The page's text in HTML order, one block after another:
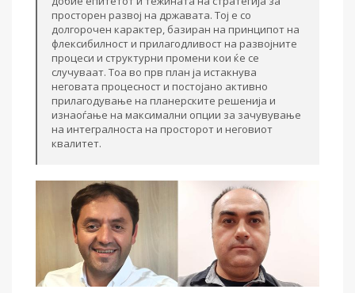
просторен развој на државата. Тој е со
долгорочен карактер, базиран на принципот на
флексибилност и прилагодливост на развојните
процеси и структурни промени кои ќе се
случуваат. Тоа во прв план ја истакнува
неговата процесност и постојано активно
прилагодување на планерските решенија и
изнаоѓање на максимални опции за зачувување
на интегралноста на просторот и неговиот
квалитет.